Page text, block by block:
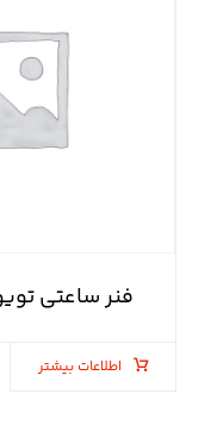
فنر ساعتی
اطلاعات بیشتر